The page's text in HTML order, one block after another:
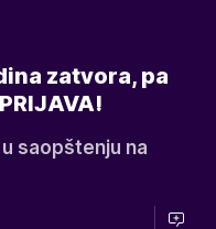
zatvora, pa
saopštenju na